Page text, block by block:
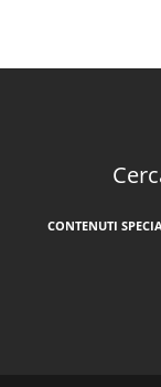
CONTENUTI